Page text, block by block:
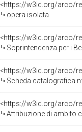
<https://w3id.org/arco/
opera isolata
<https://w3id.org/arco/
Soprintendenza per i
<https://w3id.org/arco/
Scheda catalografica
<https://w3id.org/arco/
Attribuzione di ambito